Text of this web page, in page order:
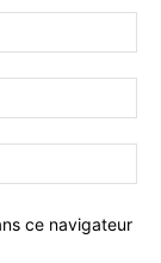
ce navigateur